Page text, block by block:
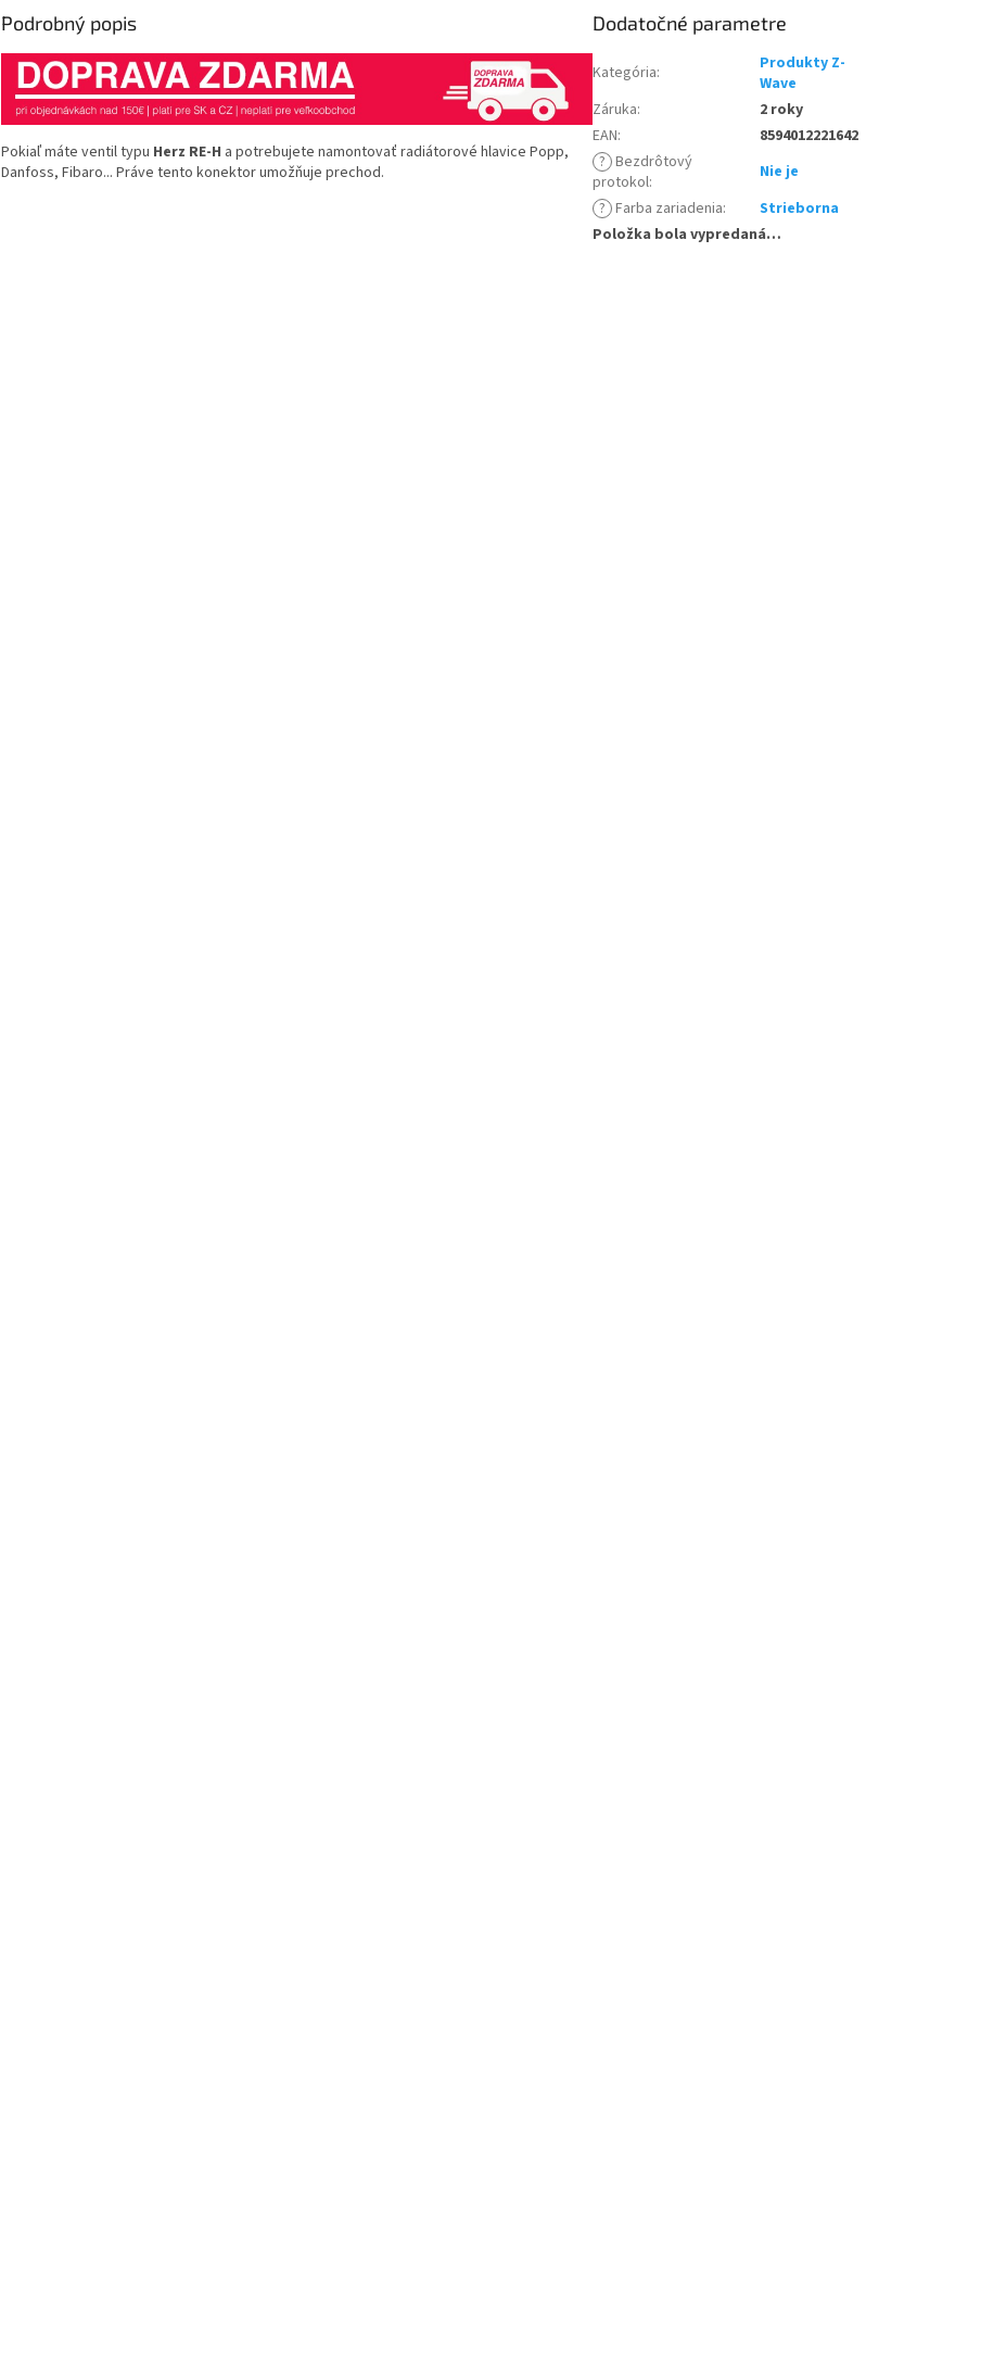
Podrobný popis
Pokiaľ máte ventil typu Herz RE-H a potrebujete namontovať radiátorové hlavice Popp,
Danfoss, Fibaro... Práve tento konektor umožňuje prechod.
Dodatočné parametre
Kategória:
Produkty Z-
Wave
Záruka:
2 roky
EAN:
8594012221642
? Bezdrôtový
protokol:
Nie je
? Farba zariadenia:
Strieborna
Položka bola vypredaná…